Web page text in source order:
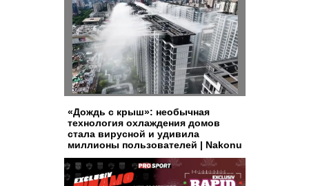
«Дождь с крыш»: необычная
технология охлаждения домов
стала вирусной и удивила
миллионы пользователей | Nakonu